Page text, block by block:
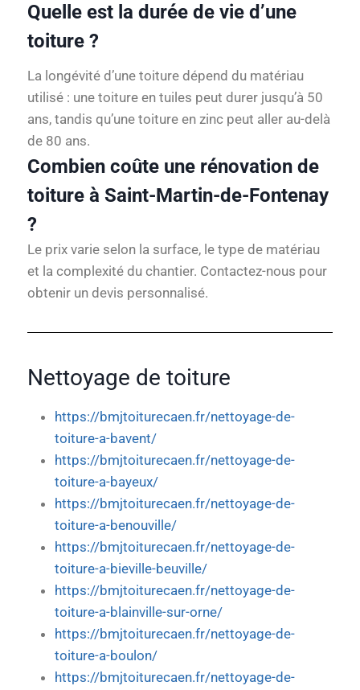
Quelle est la durée de vie d’une
toiture ?
La longévité d’une toiture dépend du matériau
utilisé : une toiture en tuiles peut durer jusqu’à 50
ans, tandis qu’une toiture en zinc peut aller au-delà
de 80 ans.
Combien coûte une rénovation de
toiture à Saint-Martin-de-Fontenay
?
Le prix varie selon la surface, le type de matériau
et la complexité du chantier. Contactez-nous pour
obtenir un devis personnalisé.
Nettoyage de toiture
https://bmjtoiturecaen.fr/nettoyage-de-
toiture-a-bavent/
https://bmjtoiturecaen.fr/nettoyage-de-
toiture-a-bayeux/
https://bmjtoiturecaen.fr/nettoyage-de-
toiture-a-benouville/
https://bmjtoiturecaen.fr/nettoyage-de-
toiture-a-bieville-beuville/
https://bmjtoiturecaen.fr/nettoyage-de-
toiture-a-blainville-sur-orne/
https://bmjtoiturecaen.fr/nettoyage-de-
toiture-a-boulon/
https://bmjtoiturecaen.fr/nettoyage-de-